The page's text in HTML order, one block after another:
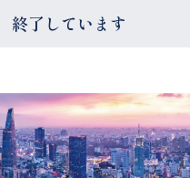
終了しています